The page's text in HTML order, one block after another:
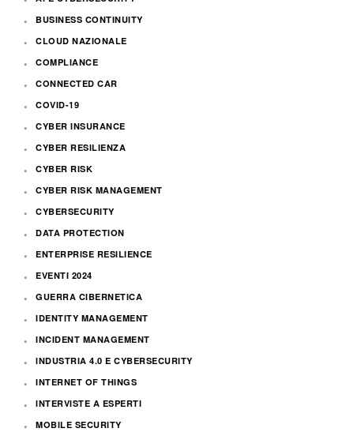
BUSINESS CONTINUITY
CLOUD NAZIONALE
COMPLIANCE
CONNECTED CAR
COVID-19
CYBER INSURANCE
CYBER RESILIENZA
CYBER RISK
CYBER RISK MANAGEMENT
CYBERSECURITY
DATA PROTECTION
ENTERPRISE RESILIENCE
EVENTI 2024
GUERRA CIBERNETICA
IDENTITY MANAGEMENT
INCIDENT MANAGEMENT
INDUSTRIA 4.0 E CYBERSECURITY
INTERNET OF THINGS
INTERVISTE A ESPERTI
MOBILE SECURITY